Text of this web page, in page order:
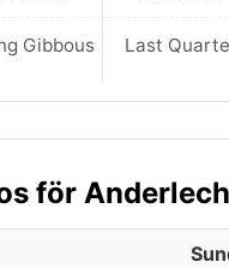
Gibbous Last
för